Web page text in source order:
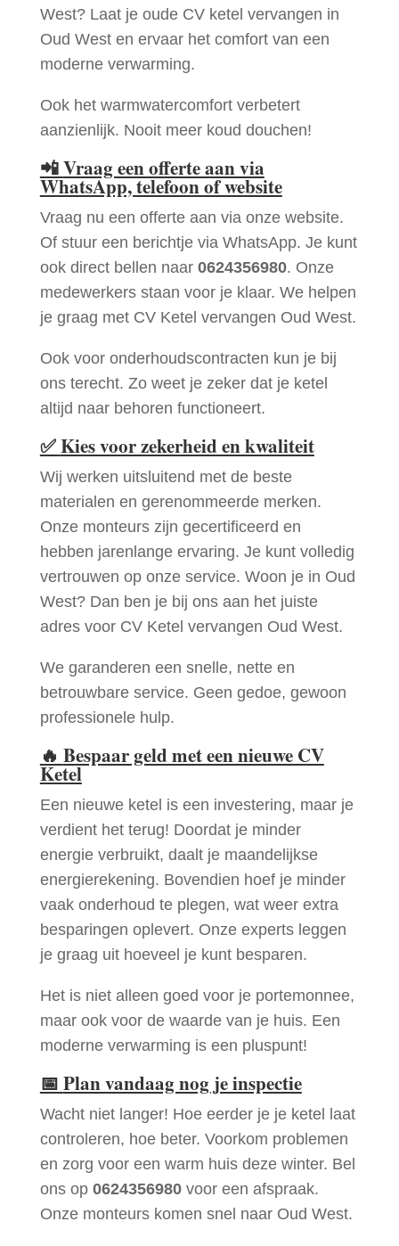
West? Laat je oude CV ketel vervangen in
Oud West en ervaar het comfort van een
moderne verwarming.
Ook het warmwatercomfort verbetert
aanzienlijk. Nooit meer koud douchen!
📲Vraag een offerte aan via
WhatsApp, telefoon of website
Vraag nu een offerte aan via onze website.
Of stuur een berichtje via WhatsApp. Je kunt
ook direct bellen naar 0624356980. Onze
medewerkers staan voor je klaar. We helpen
je graag met CV Ketel vervangen Oud West.
Ook voor onderhoudscontracten kun je bij
ons terecht. Zo weet je zeker dat je ketel
altijd naar behoren functioneert.
✅Kies voor zekerheid en kwaliteit
Wij werken uitsluitend met de beste
materialen en gerenommeerde merken.
Onze monteurs zijn gecertificeerd en
hebben jarenlange ervaring. Je kunt volledig
vertrouwen op onze service. Woon je in Oud
West? Dan ben je bij ons aan het juiste
adres voor CV Ketel vervangen Oud West.
We garanderen een snelle, nette en
betrouwbare service. Geen gedoe, gewoon
professionele hulp.
🔥 Bespaar geld met een nieuwe CV
Ketel
Een nieuwe ketel is een investering, maar je
verdient het terug! Doordat je minder
energie verbruikt, daalt je maandelijkse
energierekening. Bovendien hoef je minder
vaak onderhoud te plegen, wat weer extra
besparingen oplevert. Onze experts leggen
je graag uit hoeveel je kunt besparen.
Het is niet alleen goed voor je portemonnee,
maar ook voor de waarde van je huis. Een
moderne verwarming is een pluspunt!
📅 Plan vandaag nog je inspectie
Wacht niet langer! Hoe eerder je je ketel laat
controleren, hoe beter. Voorkom problemen
en zorg voor een warm huis deze winter. Bel
ons op 0624356980voor een afspraak.
Onze monteurs komen snel naar Oud West.